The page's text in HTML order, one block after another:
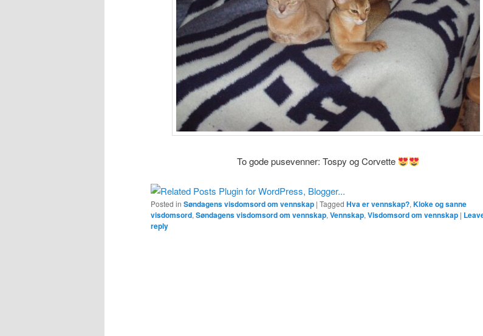
To gode pusevenner: Tospy og Corvette
Posted in Søndagens visdomsord om vennskap | Tagged Hva er vennskap?, Kloke og sanne
visdomsord, Søndagens visdomsord om vennskap, Vennskap, Visdomsord om vennskap |
reply